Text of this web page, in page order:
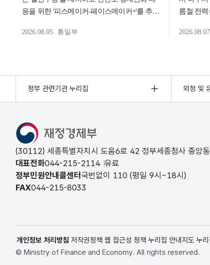
정부 관련기관 누리집 외청 및
(30112) 세종특별자치시 도움6로 42 정부세종청사 중앙
대표전화044-215-2114 유료
정부민원안내콜센터 국번없이 110 (평일 9시~18시)
FAX044-215-8033
개인정보 처리방침 저작권정책 웹 접근성 정책 누리집 안내지도 누
© Ministry of Finance and Economy. All rights reserved.